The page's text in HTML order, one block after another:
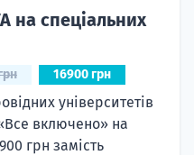
на спеціальних
16900 грн
університетів
включено» на
грн замість